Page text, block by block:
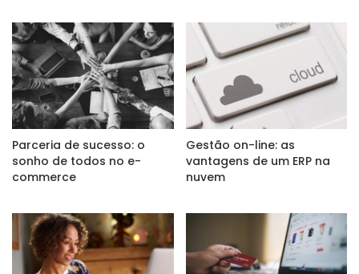
Parceria de sucesso: o
sonho de todos no e-
commerce
Gestão on-line: as
vantagens de um ERP na
nuvem